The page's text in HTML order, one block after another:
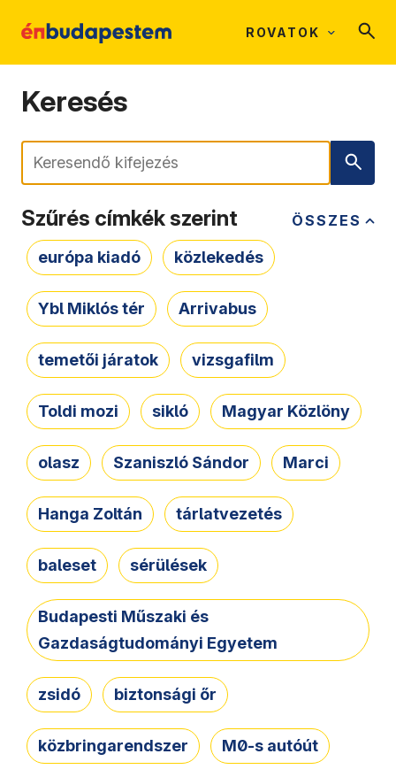
ROVATOK
Keresés
Keresés
ÖSSZES
Szűrés címkék szerint
európa kiadó közlekedés
Ybl Miklós tér Arrivabus
temetői járatok vizsgafilm
Toldi mozi sikló Magyar Közlöny
olasz Szaniszló Sándor Marci
Hanga Zoltán tárlatvezetés
baleset sérülések
Budapesti Műszaki és
Gazdaságtudományi Egyetem
zsidó biztonsági őr
közbringarendszer M0-s autóút